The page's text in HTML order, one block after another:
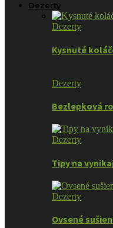
Dezerty
Dezerty
Kysnuté
Dezerty
Bezlepková
Dezerty
Tipy na
Dezerty
Ovsené